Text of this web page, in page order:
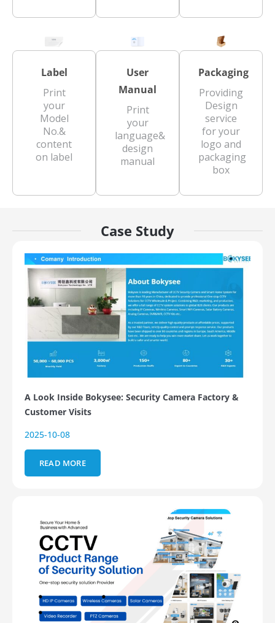
Label
Print
your
Model
No.&
content
on label
User
Manual
Print
your
language&
design
manual
Packaging
Providing
Design
service
for your
logo and
packaging
box
Case Study
A Look Inside Bokysee: Security Camera Factory &
Customer Visits
2025-10-08
READ MORE